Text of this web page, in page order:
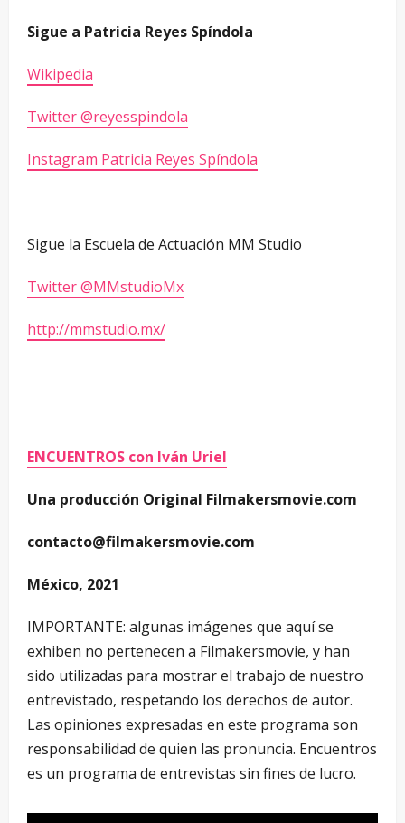
Sigue a Patricia Reyes Spíndola
Wikipedia
Twitter @reyesspindola
Instagram Patricia Reyes Spíndola
Sigue la Escuela de Actuación MM Studio
Twitter @MMstudioMx
http://mmstudio.mx/
ENCUENTROS con Iván Uriel
Una producción Original Filmakersmovie.com
contacto@filmakersmovie.com
México, 2021
IMPORTANTE: algunas imágenes que aquí se
exhiben no pertenecen a Filmakersmovie, y han
sido utilizadas para mostrar el trabajo de nuestro
entrevistado, respetando los derechos de autor.
Las opiniones expresadas en este programa son
responsabilidad de quien las pronuncia. Encuentros
es un programa de entrevistas sin fines de lucro.